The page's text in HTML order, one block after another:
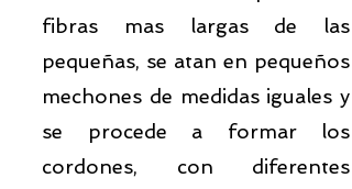
fibras mas largas de las
pequeñas, se atan en pequeños
mechones de medidas iguales y
se procede a formar los
cordones, con diferentes